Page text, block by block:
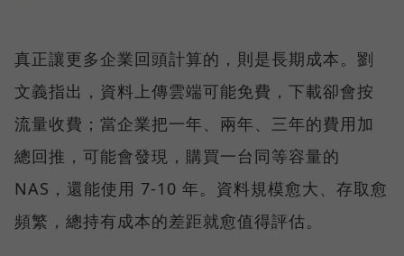
真正讓更多企業回頭計算的，則是長期成本。劉
文義指出，資料上傳雲端可能免費，下載卻會按
流量收費；當企業把一年、兩年、三年的費用加
總回推，可能會發現，購買一台同等容量的
NAS，還能使用 7-10 年。資料規模愈大、存取愈
頻繁，總持有成本的差距就愈值得評估。